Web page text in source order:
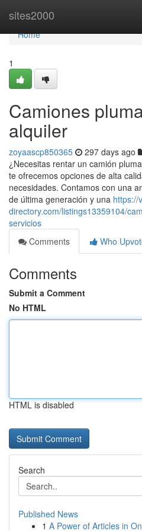
sites2000
Home
Home
1
Camiones
alquiler
zoyaascp850365 297 days ago
¿Necesitas rentar un camión
te ofrecemos opciones de alta
necesidades. Contamos con una
de última generación y una https://
directory.com/listings13359104/
servicios
Comments
Who
Comments
Submit a Comment
No HTML
HTML is disabled
Search
Published News
1 A Power of Articles in